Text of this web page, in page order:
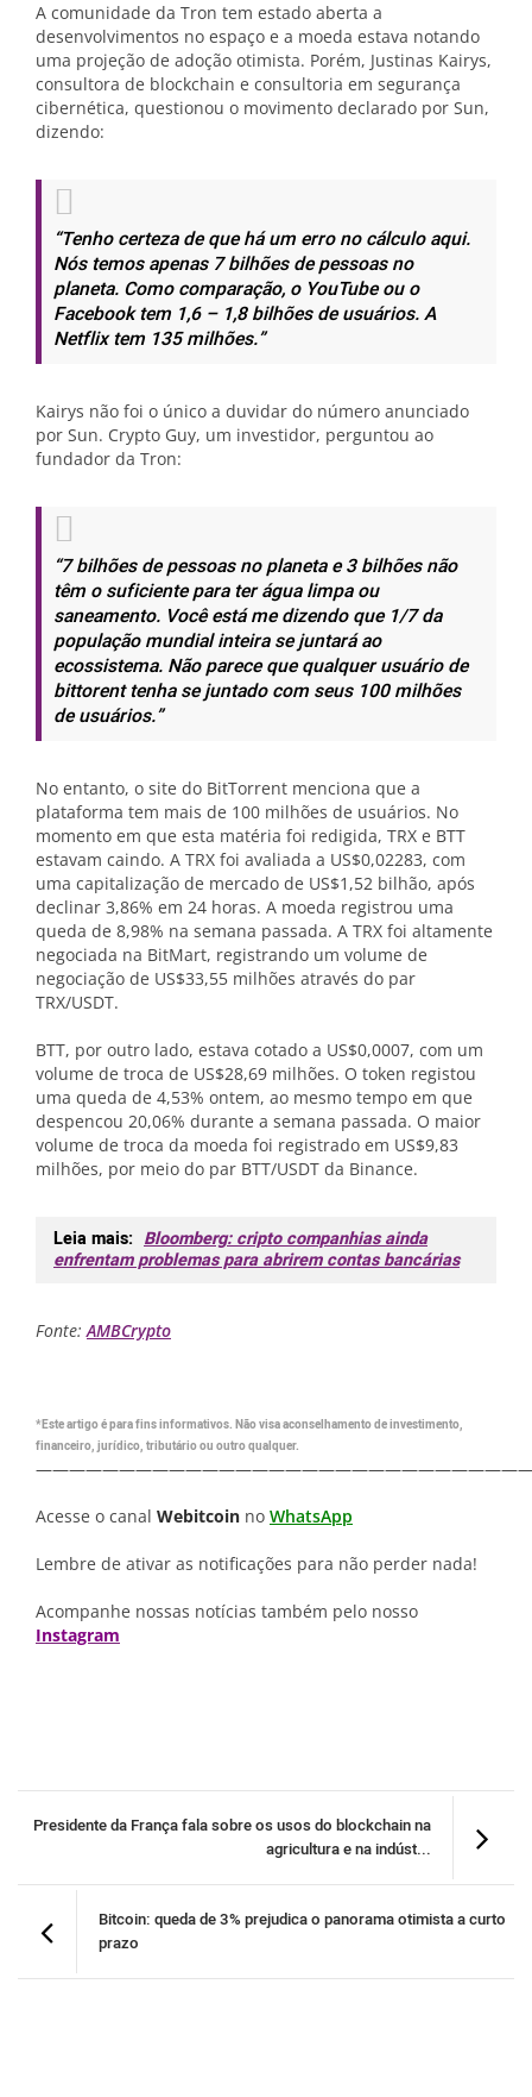
A comunidade da Tron tem estado aberta a
desenvolvimentos no espaço e a moeda estava notando
uma projeção de adoção otimista. Porém, Justinas Kairys,
consultora de blockchain e consultoria em segurança
cibernética, questionou o movimento declarado por Sun,
dizendo:
“Tenho certeza de que há um erro no cálculo aqui.
Nós temos apenas 7 bilhões de pessoas no
planeta. Como comparação, o YouTube ou o
Facebook tem 1,6 – 1,8 bilhões de usuários. A
Netflix tem 135 milhões.”
Kairys não foi o único a duvidar do número anunciado
por Sun. Crypto Guy, um investidor, perguntou ao
fundador da Tron:
“7 bilhões de pessoas no planeta e 3 bilhões não
têm o suficiente para ter água limpa ou
saneamento. Você está me dizendo que 1/7 da
população mundial inteira se juntará ao
ecossistema. Não parece que qualquer usuário de
bittorent tenha se juntado com seus 100 milhões
de usuários.”
No entanto, o site do BitTorrent menciona que a
plataforma tem mais de 100 milhões de usuários. No
momento em que esta matéria foi redigida, TRX e BTT
estavam caindo. A TRX foi avaliada a US$0,02283, com
uma capitalização de mercado de US$1,52 bilhão, após
declinar 3,86% em 24 horas. A moeda registrou uma
queda de 8,98% na semana passada. A TRX foi altamente
negociada na BitMart, registrando um volume de
negociação de US$33,55 milhões através do par
TRX/USDT.
BTT, por outro lado, estava cotado a US$0,0007, com um
volume de troca de US$28,69 milhões. O token registou
uma queda de 4,53% ontem, ao mesmo tempo em que
despencou 20,06% durante a semana passada. O maior
volume de troca da moeda foi registrado em US$9,83
milhões, por meio do par BTT/USDT da Binance.
Leia mais: Bloomberg: cripto companhias ainda
enfrentam problemas para abrirem contas bancárias
Fonte:AMBCrypto
*Este artigo é para fins informativos. Não visa aconselhamento de investimento,
financeiro, jurídico, tributário ou outro qualquer.
Acesse o canal Webitcoin no WhatsApp
Lembre de ativar as notificações para não perder nada!
Acompanhe nossas notícias também pelo nosso
Instagram
Presidente da França fala sobre os usos do blockchain na
agricultura e na indúst...
Bitcoin: queda de 3% prejudica o panorama otimista a curto
prazo